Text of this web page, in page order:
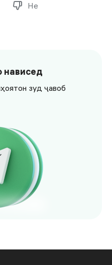
Не
нависед
зуд ҷавоб